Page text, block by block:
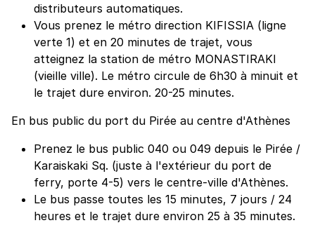
distributeurs automatiques.
Vous prenez le métro direction KIFISSIA (ligne
verte 1) et en 20 minutes de trajet, vous
atteignez la station de métro MONASTIRAKI
(vieille ville). Le métro circule de 6h30 à minuit et
le trajet dure environ. 20-25 minutes.
En bus public du port du Pirée au centre d'Athènes
Prenez le bus public 040 ou 049 depuis le Pirée /
Karaiskaki Sq. (juste à l'extérieur du port de
ferry, porte 4-5) vers le centre-ville d'Athènes.
Le bus passe toutes les 15 minutes, 7 jours / 24
heures et le trajet dure environ 25 à 35 minutes.